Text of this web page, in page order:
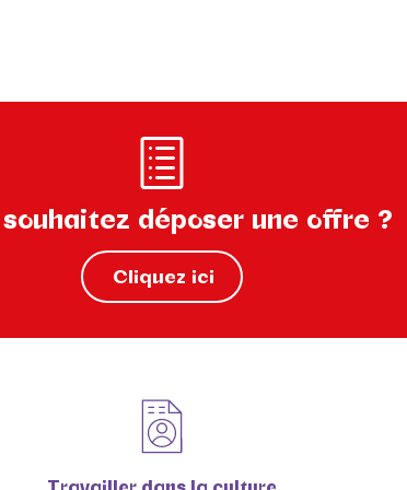
déposer une offre ?
Cliquez ici